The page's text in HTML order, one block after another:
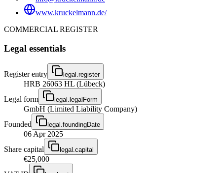
www.kruckelmann.de/
COMMERCIAL REGISTER
Legal essentials
Register entry legal.register
HRB 26063 HL (Lübeck)
Legal form
legal.legalForm
GmbH (Limited Liability Company)
Founded
legal.foundingDate
06 Apr 2025
Share capital
legal.capital
€25,000